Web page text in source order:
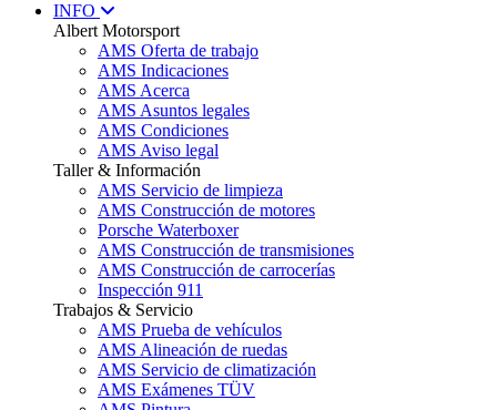
INFO
Albert Motorsport
AMS Oferta de trabajo
AMS Indicaciones
AMS Acerca
AMS Asuntos legales
AMS Condiciones
AMS Aviso legal
Taller & Información
AMS Servicio de limpieza
AMS Construcción de motores
Porsche Waterboxer
AMS Construcción de transmisiones
AMS Construcción de carrocerías
Inspección 911
Trabajos & Servicio
AMS Prueba de vehículos
AMS Alineación de ruedas
AMS Servicio de climatización
AMS Exámenes TÜV